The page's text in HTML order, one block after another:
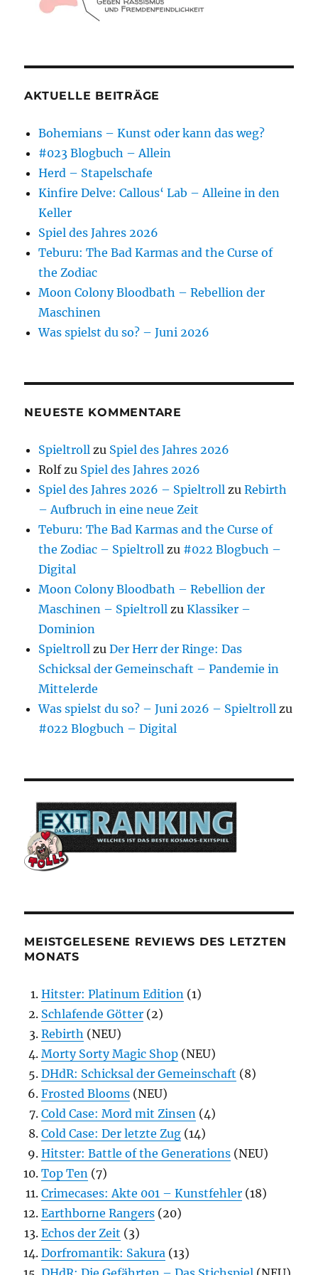
AKTUELLE BEITRÄGE
Bohemians – Kunst oder kann das weg?
#023 Blogbuch – Allein
Herd – Stapelschafe
Kinfire Delve: Callous‘ Lab – Alleine in den
Keller
Spiel des Jahres 2026
Teburu: The Bad Karmas and the Curse of
the Zodiac
Moon Colony Bloodbath – Rebellion der
Maschinen
Was spielst du so? – Juni 2026
NEUESTE KOMMENTARE
Spieltroll zu Spiel des Jahres 2026
Rolfzu Spiel des Jahres 2026
Spiel des Jahres 2026 – Spieltroll zuRebirth
– Aufbruch in eine neue Zeit
Teburu: The Bad Karmas and the Curse of
the Zodiac – Spieltroll zu #022 Blogbuch –
Digital
Moon Colony Bloodbath – Rebellion der
Maschinen – Spieltroll zuKlassiker –
Dominion
Spieltroll zuDer Herr der Ringe: Das
Schicksal der Gemeinschaft – Pandemie in
Mittelerde
Was spielst du so? – Juni 2026 – Spieltroll zu
#022 Blogbuch – Digital
MEISTGELESENE REVIEWS DES LETZTEN
MONATS
Hitster: Platinum Edition (1)
Schlafende Götter (2)
Rebirth (NEU)
Morty Sorty Magic Shop (NEU)
DHdR: Schicksal der Gemeinschaft (8)
Frosted Blooms (NEU)
Cold Case: Mord mit Zinsen (4)
Cold Case: Der letzte Zug (14)
Hitster: Battle of the Generations (NEU)
Top Ten (7)
Crimecases: Akte 001 – Kunstfehler (18)
Earthborne Rangers (20)
Echos der Zeit (3)
Dorfromantik: Sakura (13)